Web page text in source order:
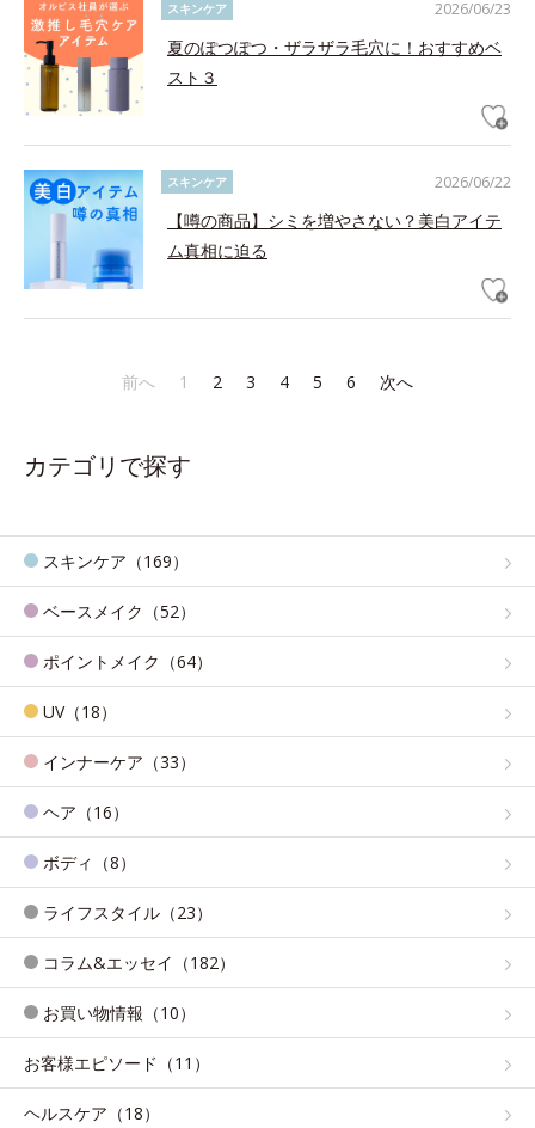
2026/06/23
スキンケア
夏のぽつぽつ・ザラザラ毛穴に！おすすめベ
スト３
2026/06/22
スキンケア
【噂の商品】シミを増やさない？美白アイテ
ム真相に迫る
前へ 1 2 3 4 5 6 次へ
カテゴリで探す
スキンケア（169）
ベースメイク（52）
ポイントメイク（64）
UV（18）
インナーケア（33）
ヘア（16）
ボディ（8）
ライフスタイル（23）
コラム&エッセイ（182）
お買い物情報（10）
お客様エピソード（11）
ヘルスケア（18）